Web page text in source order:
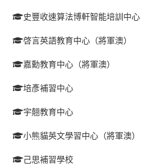
史豐收速算法博軒智能培訓中心
啓言英語教育中心（將軍澳）
嘉勳教育中心（將軍澳）
培彥補習中心
宇翹教育中心
小熊貓英文學習中心（將軍澳）
己思補習學校